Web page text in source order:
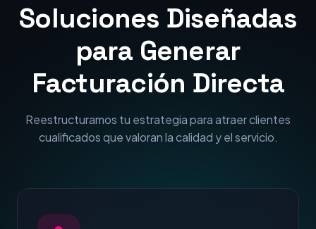
Soluciones Diseñadas
para Generar
Facturación Directa
Reestructuramos tu estrategia para atraer clientes
cualificados que valoran la calidad y el servicio.